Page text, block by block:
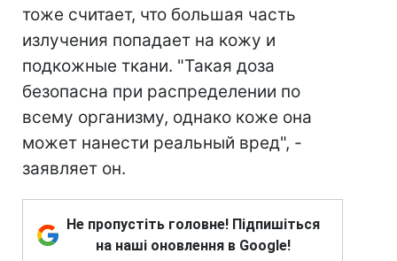
тоже считает, что большая часть
излучения попадает на кожу и
подкожные ткани. "Такая доза
безопасна при распределении по
всему организму, однако коже она
может нанести реальный вред", -
заявляет он.
Не пропустіть головне! Підпишіться
на наші оновлення в Google!